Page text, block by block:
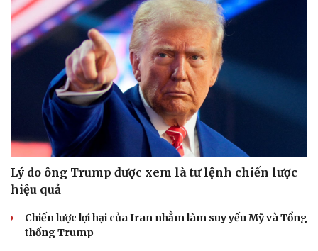
Cải chính
Lý do ông Trump được xem là tư lệnh chiến lược
hiệu quả
Chiến lược lợi hại của Iran nhằm làm suy yếu Mỹ và Tổng
thống Trump